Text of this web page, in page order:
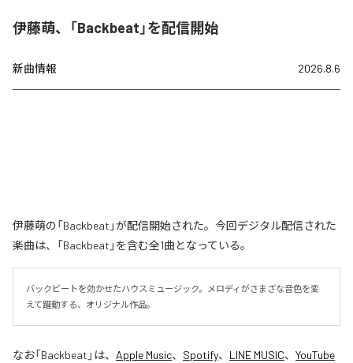
伊藤萌、「Backbeat」を配信開始
新曲情報 2026.8.6
伊藤萌の「Backbeat」が配信開始された。今回デジタル配信された
楽曲は、「Backbeat」を含む全1曲となっている。
バックビートを効かせたハウスミュージック。メロディがさまざな音色を変
えて躍動する、オリジナル作品。
なお「Backbeat 」は、 Apple Music、 Spotify、 LINE MUSIC、 YouTube